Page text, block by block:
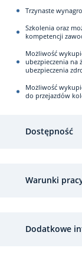
Trzynaste
Szkolenia oraz
kompetencji
Możliwość
ubezpieczenia na
ubezpieczenia
Możliwość
do przejazdów
Dostępność
Warunki
Dodatkowe